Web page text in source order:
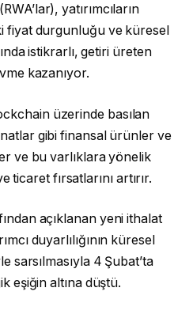
yatırımcıların
fiyat durgunluğu ve küresel
istikrarlı, getiri üreten
kazanıyor.
üzerinde basılan
gibi finansal ürünler ve
ve bu varlıklara yönelik
ticaret fırsatlarını artırır.
açıklanan yeni ithalat
duyarlılığının küresel
sarsılmasıyla 4 Şubat’ta
eşiğin altına düştü.